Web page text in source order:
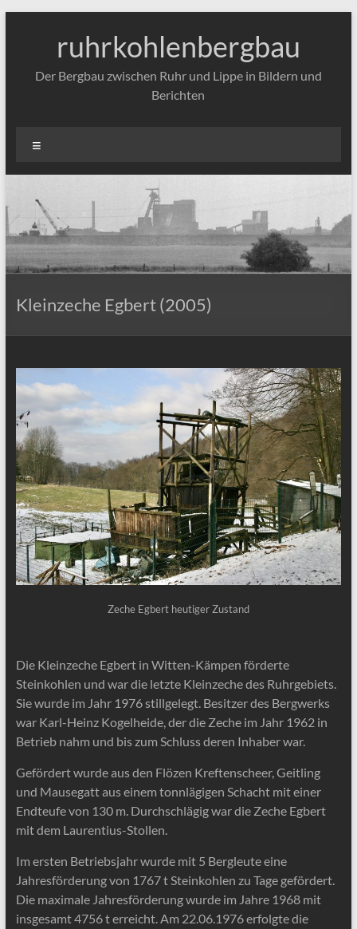
ruhrkohlenbergbau
Der Bergbau zwischen Ruhr und Lippe in Bildern und
Berichten
Kleinzeche Egbert (2005)
Zeche Egbert heutiger Zustand
Die Kleinzeche Egbert in Witten-Kämpen förderte
Steinkohlen und war die letzte Kleinzeche des Ruhrgebiets.
Sie wurde im Jahr 1976 stillgelegt. Besitzer des Bergwerks
war Karl-Heinz Kogelheide, der die Zeche im Jahr 1962 in
Betrieb nahm und bis zum Schluss deren Inhaber war.
Gefördert wurde aus den Flözen Kreftenscheer, Geitling
und Mausegatt aus einem tonnlägigen Schacht mit einer
Endteufe von 130 m. Durchschlägig war die Zeche Egbert
mit dem Laurentius-Stollen.
Im ersten Betriebsjahr wurde mit 5 Bergleute eine
Jahresförderung von 1767 t Steinkohlen zu Tage gefördert.
Die maximale Jahresförderung wurde im Jahre 1968 mit
insgesamt 4756 t erreicht. Am 22.06.1976 erfolgte die